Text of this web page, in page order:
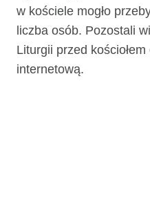
w kościele mogło
liczba osób. Pozostali
Liturgii przed
internetową.